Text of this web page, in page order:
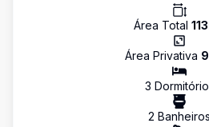
Área Total 113
Área Privativa
3 Dormitório
2 Banheiros